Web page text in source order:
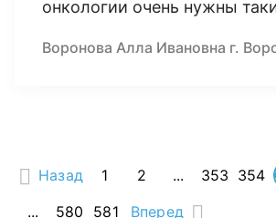
онкологии очень нужны
Воронова Алла Ивановна г.
Назад 1 2 ... 353 354
...
580 581 Вперед